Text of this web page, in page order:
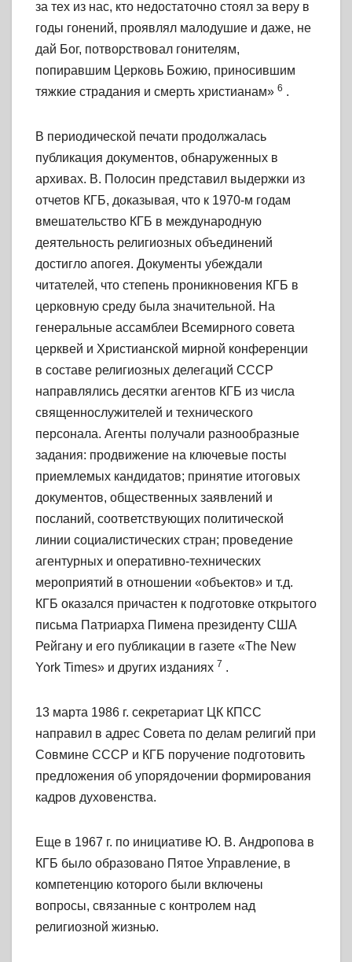
за тех из нас, кто недостаточно стоял за веру в
годы гонений, проявлял малодушие и даже, не
дай Бог, потворствовал гонителям,
попиравшим Церковь Божию, приносившим
тяжкие страдания и смерть христианам» 6 .
В периодической печати продолжалась
публикация документов, обнаруженных в
архивах. В. Полосин представил выдержки из
отчетов КГБ, доказывая, что к 1970-м годам
вмешательство КГБ в международную
деятельность религиозных объединений
достигло апогея. Документы убеждали
читателей, что степень проникновения КГБ в
церковную среду была значительной. На
генеральные ассамблеи Всемирного совета
церквей и Христианской мирной конференции
в составе религиозных делегаций СССР
направлялись десятки агентов КГБ из числа
священнослужителей и технического
персонала. Агенты получали разнообразные
задания: продвижение на ключевые посты
приемлемых кандидатов; принятие итоговых
документов, общественных заявлений и
посланий, соответствующих политической
линии социалистических стран; проведение
агентурных и оперативно-технических
мероприятий в отношении «объектов» и т.д.
КГБ оказался причастен к подготовке открытого
письма Патриарха Пимена президенту США
Рейгану и его публикации в газете «The New
York Times» и других изданиях 7 .
13 марта 1986 г. секретариат ЦК КПСС
направил в адрес Совета по делам религий при
Совмине СССР и КГБ поручение подготовить
предложения об упорядочении формирования
кадров духовенства.
Еще в 1967 г. по инициативе Ю. В. Андропова в
КГБ было образовано Пятое Управление, в
компетенцию которого были включены
вопросы, связанные с контролем над
религиозной жизнью.